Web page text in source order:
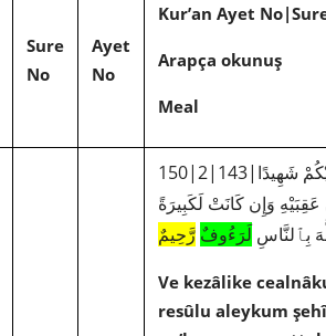
Sure
No
Ayet
No
Kur’an Ayet
Arapça okunuş
Meal
150|2|143|وَكَذَٰلِكَ جَعَلْنَٰكُمْ أُمَّةً وَسَطًا لِّتَكُونُوا۟ شُهَدَآءَ عَلَى ٱلنَّاسِ وَيَكُونَ ٱلرَّسُولُ عَلَيْكُمْ شَهِيدًا
وَإِن كَانَتْ لَكَبِيرَةً
بِٱلنَّاسِ لَرَءُوفٌ رَّحِيمٌ
Ve kezâlike
resûlu aleykum